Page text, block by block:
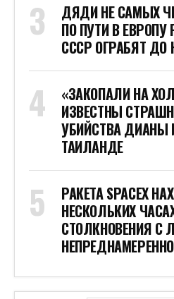
ДЯДИ НЕ САМЫХ
ПО ПУТИ В
СССР ОГРАБЯТ ДО
«ЗАКОПАЛИ НА
ИЗВЕСТНЫ
УБИЙСТВА
ТАИЛАНДЕ
РАКЕТА SPACEX
НЕСКОЛЬКИХ
СТОЛКНОВЕНИЯ С